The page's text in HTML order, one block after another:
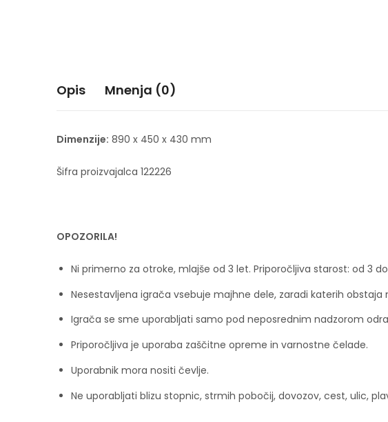
Opis Mnenja (0)
Dimenzije: 890 x 450 x 430 mm
Šifra proizvajalca 122226
OPOZORILA!
Ni primerno za otroke, mlajše od 3 let. Priporočljiva starost: od 3 do
Nesestavljena igrača vsebuje majhne dele, zaradi katerih obstaja
Igrača se sme uporabljati samo pod neposrednim nadzorom
Priporočljiva je uporaba zaščitne opreme in varnostne čelade.
Uporabnik mora nositi čevlje.
Ne uporabljati blizu stopnic, strmih pobočij, dovozov, cest, ulic,